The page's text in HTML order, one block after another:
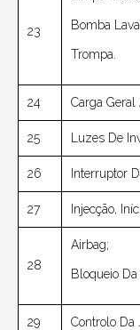
23 Bomba
Trompa.
24 Carga Geral
25 Luzes De
26 Interruptor
27 Injecção,
28
Airbag;
Bloqueio Da
29 Controlo Da